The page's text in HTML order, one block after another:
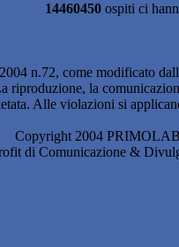
14460450 ospiti ci
n.72, come modificato
la
Alle violazioni si
Copyright 2004
di Comunicazione &